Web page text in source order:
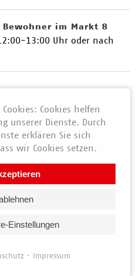
im Markt 8
13:00 Uhr oder nach
Cookies helfen
unserer Dienste. Durch
erklären Sie sich
wir Cookies setzen.
Einstellungen
Impressum